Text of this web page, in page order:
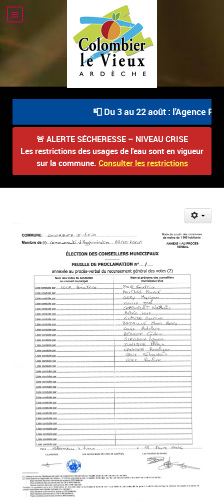
📮 Du 3 au 22 août : l'Agence
🚨 ALERTE SÉCHERESSE – NIVEAU CRISE
Les restrictions des usages de l'eau sont en vigueur
sur la commune. Consulter les restrictions